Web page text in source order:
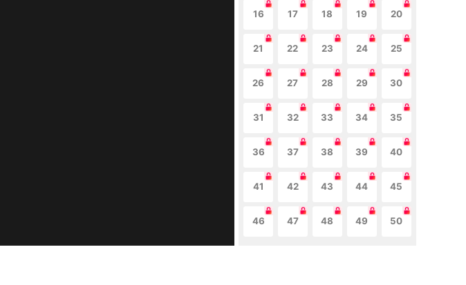
16 17 18 19 20
21 22 23 24 25
26 27 28 29 30
31 32 33 34 35
36 37 38 39 40
41 42 43 44 45
46 47 48 49 50